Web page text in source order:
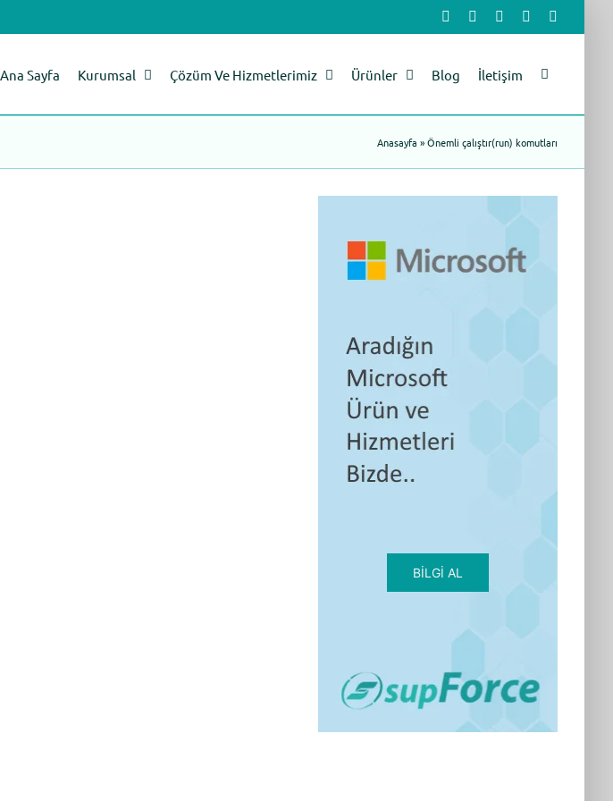
Facebook LinkedInYouTube
Ana Sayfa Kurumsal Çözüm Ve Hizmetlerimiz Ürünler Blog İletişim
Anasayfa »Önemli çalıştır(run) komutları
BILGI AL